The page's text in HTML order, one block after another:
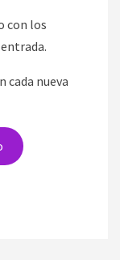
con los
cada nueva